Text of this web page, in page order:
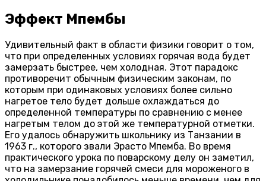
Эффект Мпембы
Удивительный факт в области физики говорит о том,
что при определенных условиях горячая вода будет
замерзать быстрее, чем холодная. Этот парадокс
противоречит обычным физическим законам, по
которым при одинаковых условиях более сильно
нагретое тело будет дольше охлаждаться до
определенной температуры по сравнению с менее
нагретым телом до этой же температурной отметки.
Его удалось обнаружить школьнику из Танзании в
1963 г., которого звали Эрасто Мпемба. Во время
практического урока по поварскому делу он заметил,
что на замерзание горячей смеси для мороженого в